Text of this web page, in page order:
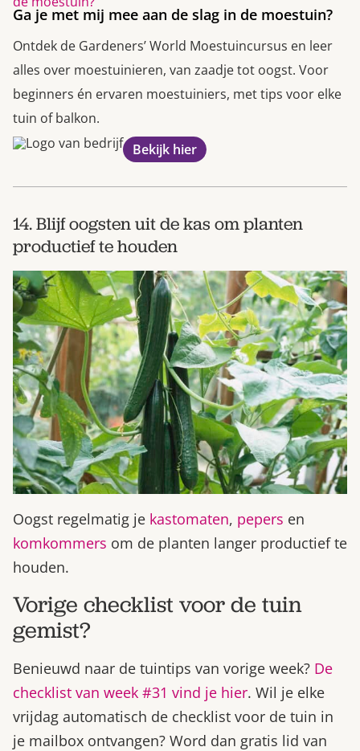
Ga je met mij mee aan de slag in de moestuin?
Ontdek de Gardeners’ World Moestuincursus en leer
alles over moestuinieren, van zaadje tot oogst. Voor
beginners én ervaren moestuiniers, met tips voor elke
tuin of balkon.
Bekijk hier
14. Blijf oogsten uit de kas om planten
productief te houden
Oogst regelmatig je kastomaten, pepers en
komkommers om de planten langer productief te
houden.
Vorige checklist voor de tuin
gemist?
Benieuwd naar de tuintips van vorige week? De
checklist van week #31 vind je hier. Wil je elke
vrijdag automatisch de checklist voor de tuin in
je mailbox ontvangen? Word dan gratis lid van